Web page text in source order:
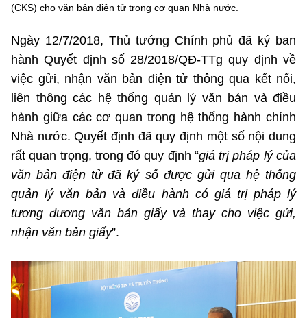
Vietnamese
BỘ KHOA HỌC VÀ CÔNG NGHỆ
MINISTRY OF SCIENCE AND TECHNOLOGY
Điều khoản sử dụng Theo dõi MST: Góp ý
Cơ quan chủ quản: Bộ Khoa học và Công nghệ (MST)
Chịu trách nhiệm nội dung: Nguyễn Thị Hải Hằng
Giám đốc Trung tâm Truyền thông Khoa học và Công nghệ.
Địa chỉ: Ban Biên tập Cổng TTĐT - 18 Nguyễn Du, TP. Hà Nội
Điện thoại: 024 3936 9506
Email:
©2026 Bản quyền thuộc Bộ Khoa Học và Công Nghệ
(CKS) cho văn bản điện tử trong cơ quan Nhà nước.
Ngày 12/7/2018, Thủ tướng Chính phủ đã ký ban
hành Quyết định số 28/2018/QĐ-TTg quy định về
việc gửi, nhận văn bản điện tử thông qua kết nối,
liên thông các hệ thống quản lý văn bản và điều
hành giữa các cơ quan trong hệ thống hành chính
Nhà nước. Quyết định đã quy định một số nội dung
rất quan trọng, trong đó quy định “giá trị pháp lý của
văn bản điện tử đã ký số được gửi qua hệ thống
quản lý văn bản và điều hành có giá trị pháp lý
tương đương văn bản giấy và thay cho việc gửi,
nhận văn bản giấy”.